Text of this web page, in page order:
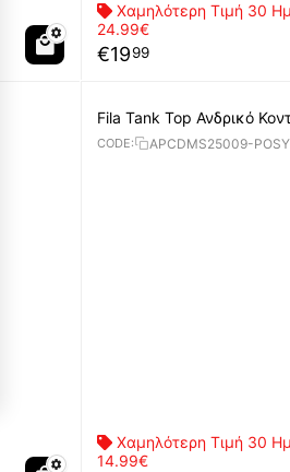
Χαμηλότερη Τιμή 30
24.99€
€1999
Fila Tank Top Ανδρικό
CODE: APCDMS25009-
Χαμηλότερη Τιμή 30
14.99€
Necessary Cookies
Functional Cookies 3